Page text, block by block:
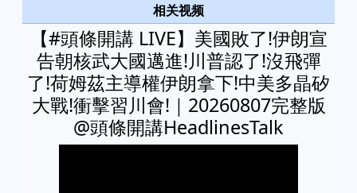
相关视频
【#頭條開講 LIVE】美國敗了!伊朗宣
告朝核武大國邁進!川普認了!沒飛彈
了!荷姆茲主導權伊朗拿下!中美多晶矽
大戰!衝擊習川會!｜20260807完整版
@頭條開講HeadlinesTalk